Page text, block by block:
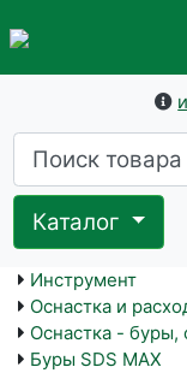
Каталог
Инструмент
Оснастка и
Оснастка - буры,
Буры SDS MAX